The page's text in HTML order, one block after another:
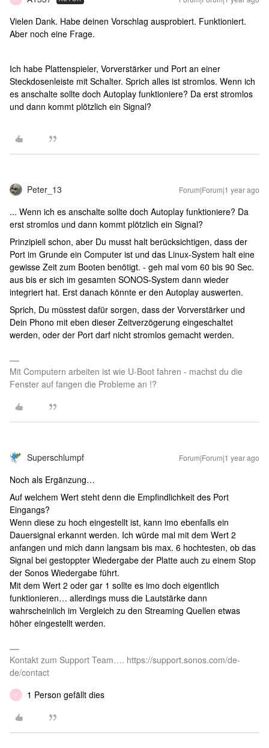
Vielen Dank. Habe deinen Vorschlag ausprobiert. Funktioniert.
Aber noch eine Frage.
Ich habe Plattenspieler, Vorverstärker und Port an einer
Steckdosenleiste mit Schalter. Sprich alles ist stromlos. Wenn ich
es anschalte sollte doch Autoplay funktioniere? Da erst stromlos
und dann kommt plötzlich ein Signal?
Peter_13 Forum|Forum|1 year ago
... Wenn ich es anschalte sollte doch Autoplay funktioniere? Da
erst stromlos und dann kommt plötzlich ein Signal?
Prinzipiell schon, aber Du musst halt berücksichtigen, dass der
Port im Grunde ein Computer ist und das Linux-System halt eine
gewisse Zeit zum Booten benötigt. - geh mal vom 60 bis 90 Sec.
aus bis er sich im gesamten SONOS-System dann wieder
integriert hat. Erst danach könnte er den Autoplay auswerten.
Sprich, Du müsstest dafür sorgen, dass der Vorverstärker und
Dein Phono mit eben dieser Zeitverzögerung eingeschaltet
werden, oder der Port darf nicht stromlos gemacht werden.
Mit Computern arbeiten ist wie U-Boot fahren - machst du die
Fenster auf fangen die Probleme an !?
Superschlumpf Forum|Forum|1 year ago
Noch als Ergänzung…
Auf welchem Wert steht denn die Empfindlichkeit des Port
Eingangs?
Wenn diese zu hoch eingestellt ist, kann imo ebenfalls ein
Dauersignal erkannt werden. Ich würde mal mit dem Wert 2
anfangen und mich dann langsam bis max. 6 hochtesten, ob das
Signal bei gestoppter Wiedergabe der Platte auch zu einem Stop
der Sonos Wiedergabe führt.
Mit dem Wert 2 oder gar 1 sollte es imo doch eigentlich
funktionieren… allerdings muss die Lautstärke dann
wahrscheinlich im Vergleich zu den Streaming Quellen etwas
höher eingestellt werden.
Kontakt zum Support Team…. https://support.sonos.com/de-
de/contact
A 1 Person gefällt dies